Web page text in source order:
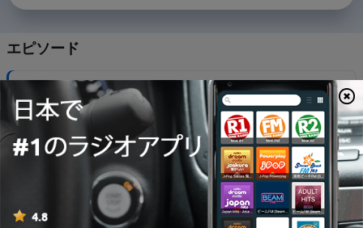
エピソード
「コストコ動画で嫌われる？」＃57
05 8月 2026
317 - 「朝井リョウのボディビル飯を食べる会」#57
04 8月 2026
「離婚するから待ってほしい、ってアリ？」#57
03 8月 2026